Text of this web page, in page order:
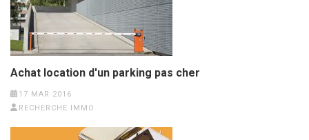
Achat location d'un parking pas cher
17 MAR 2016
RECHERCHE IMMO